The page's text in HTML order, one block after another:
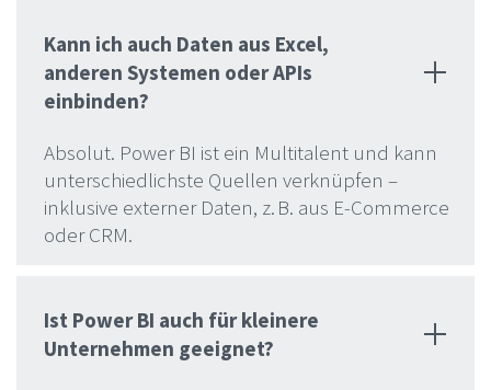
Kann ich auch Daten aus Excel,
anderen Systemen oder APIs
einbinden?
Absolut. Power BI ist ein Multitalent und kann
unterschiedlichste Quellen verknüpfen –
inklusive externer Daten, z. B. aus E-Commerce
oder CRM.
Ist Power BI auch für kleinere
Unternehmen geeignet?